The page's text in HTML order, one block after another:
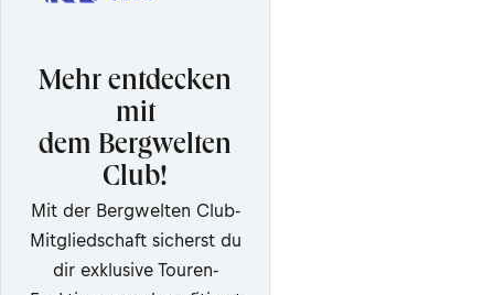
Mehr entdecken
mit
dem Bergwelten
Club!
Mit der Bergwelten Club-
Mitgliedschaft sicherst du
dir exklusive Touren-